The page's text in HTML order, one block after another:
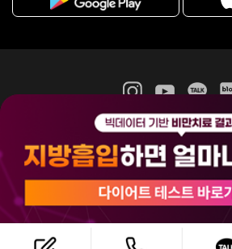
365mc 병·의원 이용약관
홈페이
비급여진료수가
(주)365mcㅣ서울특별시 서초구 서초대로52길 7,
120-87-04354ㅣ김남철
COPYRIGHT(C) 2025 365mc. ALL RIGHTS